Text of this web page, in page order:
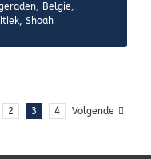
, Belgie,
, Shoah
2 3 4 Volgende